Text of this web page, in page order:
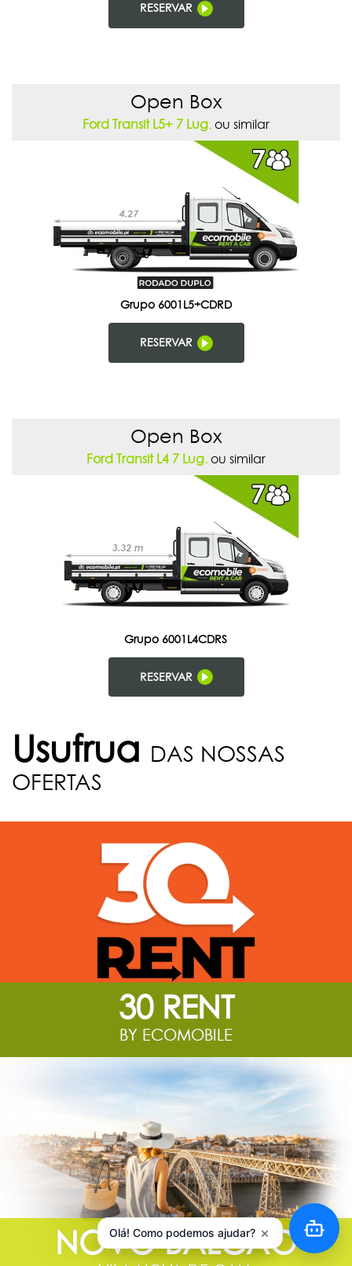
RESERVAR
Open Box
Ford Transit L5+ 7 Lug. ou similar
Grupo 6001L5+CDRD
RESERVAR
Open Box
Ford Transit L4 7 Lug. ou similar
Grupo 6001L4CDRS
RESERVAR
Usufrua DAS NOSSAS
OFERTAS
30 RENT
BY ECOMOBILE
NOVO BALCÃO
Olá! Como podemos ajudar? ×